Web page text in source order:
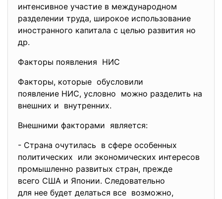
интенсивное участие в международном
разделении труда, широкое использование
иностранного капитала с целью развития но
др.
Факторы появления НИС
Факторы, которые обусловили
появление НИС, условно можно разделить на
внешних и внутренних.
Внешними факторами является:
- Страна очутилась в сфере особенных
политических или экономических интересов
промышленно развитых стран, прежде
всего США и Японии. Следовательно
для нее будет делаться все возможно,